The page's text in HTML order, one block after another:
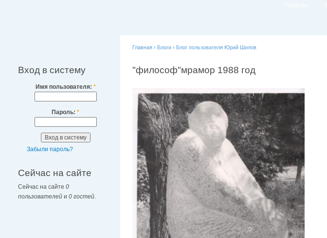
Вход в систему
Имя пользователя: *
Пароль: *
Забыли пароль?
Сейчас на сайте
Сейчас на сайте 0
пользователей и 0 гостей
Главная › Блоги › Блог пользователя Юрий Шилов
"философ"мрамор 1988 год